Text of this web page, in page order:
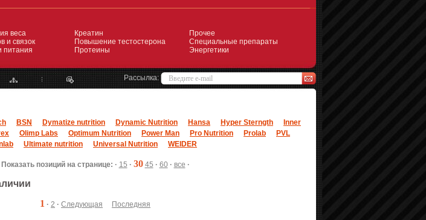
веса
и связок
питания
Креатин
Повышение тестостерона
Протеины
Прочее
Специальные препараты
Энергетики
Рассылка:
BSN Dymatize nutrition Dynamic Nutrition Hansa Hyper Sterngth
Inner
Olimp Labs Optimum Nutrition Power Man Pro Nutrition Prolab
PVL
Ultimate nutrition Universal Nutrition WEIDER
Показать позиций на странице: · 15 · 30 45 · 60· все ·
1 · 2 · Следующая Последняя